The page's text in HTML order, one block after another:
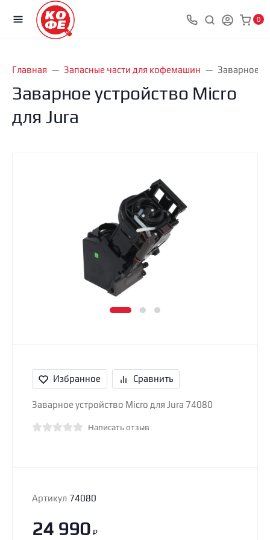
0
Главная Запасные части для кофемашин Заварное
Заварное устройство Micro
для Jura
Избранное Сравнить
Заварное устройство Micro для Jura 74080
Написать отзыв
Артикул 74080
24 990 ₽